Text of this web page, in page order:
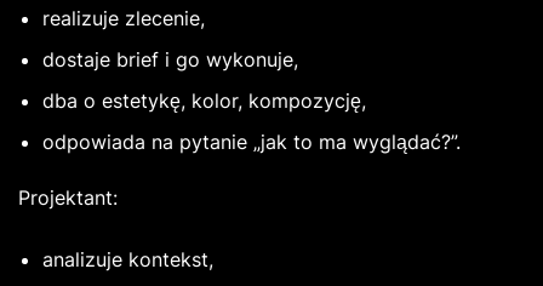
realizuje zlecenie,
dostaje brief i go wykonuje,
dba o estetykę, kolor, kompozycję,
odpowiada na pytanie „jak to ma wyglądać?”.
Projektant:
analizuje kontekst,